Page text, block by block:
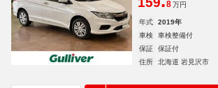
8 万円
年式 2019年
車検
車検整備付
保証
保証付
住所
北海道 岩見沢市